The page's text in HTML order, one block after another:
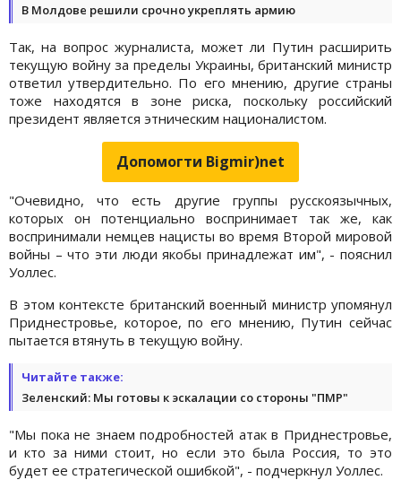
В Молдове решили срочно укреплять армию
Так, на вопрос журналиста, может ли Путин расширить
текущую войну за пределы Украины, британский министр
ответил утвердительно. По его мнению, другие страны
тоже находятся в зоне риска, поскольку российский
президент является этническим националистом.
Допомогти Bigmir)net
"Очевидно, что есть другие группы русскоязычных,
которых он потенциально воспринимает так же, как
воспринимали немцев нацисты во время Второй мировой
войны – что эти люди якобы принадлежат им", - пояснил
Уоллес.
В этом контексте британский военный министр упомянул
Приднестровье, которое, по его мнению, Путин сейчас
пытается втянуть в текущую войну.
Читайте также:
Зеленский: Мы готовы к эскалации со стороны "ПМР"
"Мы пока не знаем подробностей атак в Приднестровье,
и кто за ними стоит, но если это была Россия, то это
будет ее стратегической ошибкой", - подчеркнул Уоллес.